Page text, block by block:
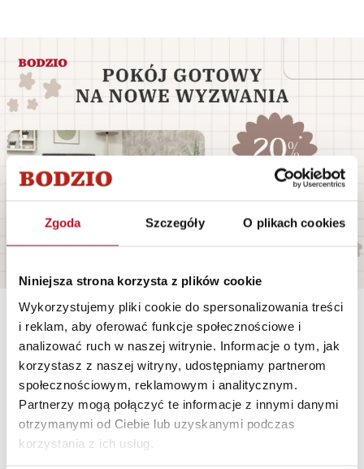
Zgoda Szczegóły O plikach cookies
Niniejsza strona korzysta z plików cookie
Wykorzystujemy pliki cookie do spersonalizowania treści
i reklam, aby oferować funkcje społecznościowe i
analizować ruch w naszej witrynie. Informacje o tym, jak
korzystasz z naszej witryny, udostępniamy partnerom
społecznościowym, reklamowym i analitycznym.
Partnerzy mogą połączyć te informacje z innymi danymi
otrzymanymi od Ciebie lub uzyskanymi podczas
korzystania z ich usług.
Polecane Nowości Promocje